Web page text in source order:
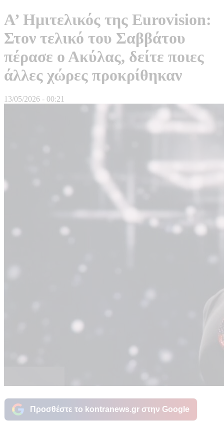
Α’ Ημιτελικός της Eurovision:
Στον τελικό του Σαββάτου
πέρασε ο Ακύλας, δείτε ποιες
άλλες χώρες προκρίθηκαν
13/05/2026 - 00:21
Προσθέστε το kontranews.gr στην Google